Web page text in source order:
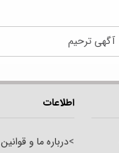
آگهی ترحیم
اطلاعات
>درباره ما و قوانین